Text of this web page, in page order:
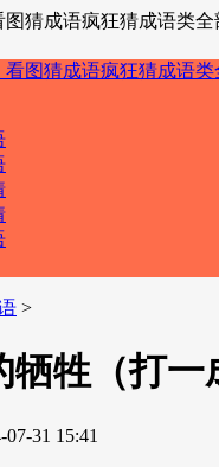
猜成语疯狂猜成语类
>
牲（打一
07-31 15:41